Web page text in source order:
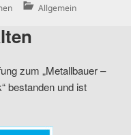
Categories
Allgemein
zum „Metallbauer –
bestanden und ist